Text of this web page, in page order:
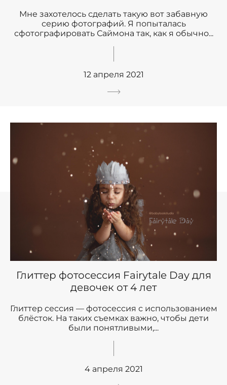
Мне захотелось сделать такую вот забавную
серию фотографий. Я попыталась
сфотографировать Саймона так, как я обычно...
12 апреля 2021
Глиттер фотосессия Fairytale Day для
девочек от 4 лет
Глиттер сессия — фотосессия с использованием
блёсток. На таких съемках важно, чтобы дети
были понятливыми,...
4 апреля 2021